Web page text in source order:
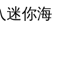
迷你海